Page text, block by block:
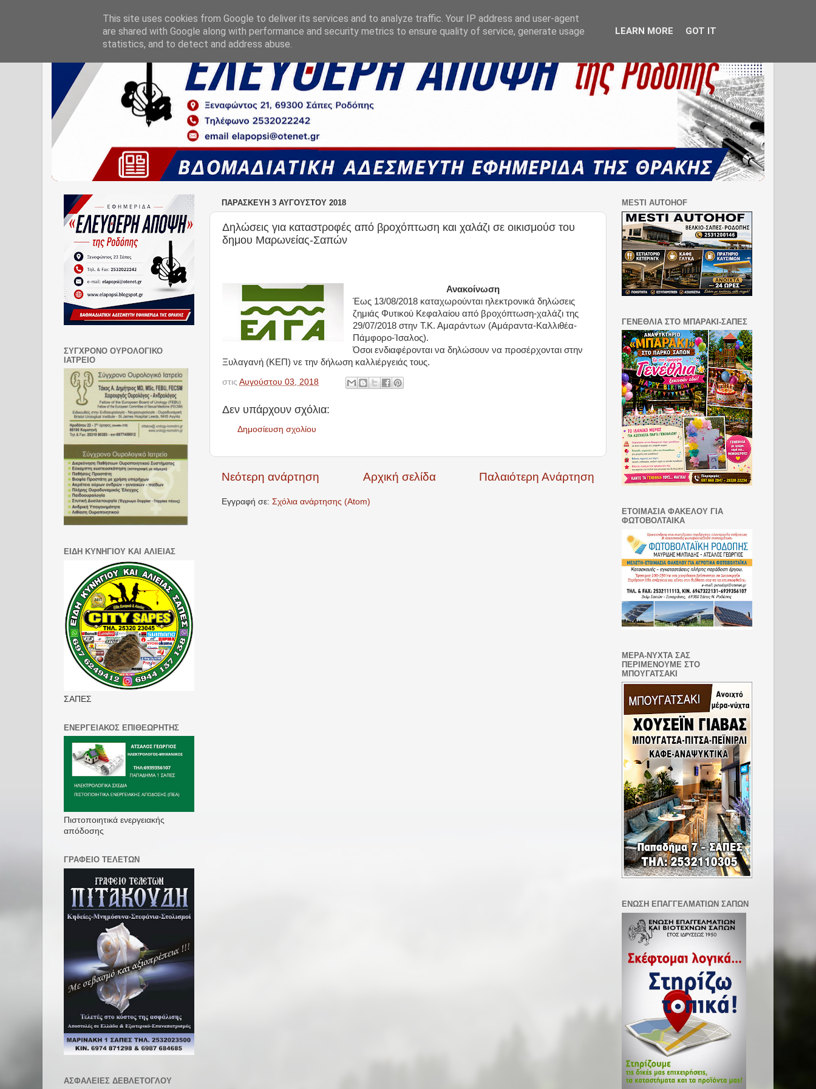
ΠΑΡΑΣΚΕΥΉ 3 ΑΥΓΟΎΣΤΟΥ 2018
Δηλώσεις για καταστροφές από βροχόπτωση και χαλάζι σε οικισμούσ του
δημου Μαρωνείας-Σαπών
Ανακοίνωση
Έως 13/08/2018 καταχωρούνται ηλεκτρονικά δηλώσεις
ζημιάς Φυτικού Κεφαλαίου από βροχόπτωση-χαλάζι της
29/07/2018 στην Τ.Κ. Αμαράντων (Αμάραντα-Καλλιθέα-
Πάμφορο-Ίσαλος).
Όσοι ενδιαφέρονται να δηλώσουν να προσέρχονται στην
Ξυλαγανή (ΚΕΠ) νε την δήλωση καλλιέργειάς τους.
στις Αυγούστου 03, 2018
Δεν υπάρχουν σχόλια:
Δημοσίευση σχολίου
Νεότερη ανάρτηση Παλαιότερη Ανάρτηση
Αρχική σελίδα
Εγγραφή σε: Σχόλια ανάρτησης (Atom)
ΣΥΓΧΡΟΝΟ ΟΥΡΟΛΟΓΙΚΟ
ΙΑΤΡΕΙΟ
ΕΙΔΗ ΚΥΝΗΓΙΟΥ ΚΑΙ ΑΛΙΕΙΑΣ
ΣΑΠΕΣ
ΕΝΕΡΓΕΙΑΚΟΣ ΕΠΙΘΕΩΡΗΤΗΣ
Πιστοποιητικά ενεργειακής
απόδοσης
ΓΡΑΦΕΙΟ ΤΕΛΕΤΩΝ
ΑΣΦΑΛΕΙΕΣ ΔΕΒΛΕΤΟΓΛΟΥ
MESTI AUTOHOF
ΓΕΝΕΘΛΙΑ ΣΤΟ ΜΠΑΡΑΚΙ-ΣΑΠΕΣ
ΕΤΟΙΜΑΣΙΑ ΦΑΚΕΛΟΥ ΓΙΑ
ΦΩΤΟΒΟΛΤΑΙΚΑ
ΜΕΡΑ-ΝΥΧΤΑ ΣΑΣ
ΠΕΡΙΜΕΝΟΥΜΕ ΣΤΟ
ΜΠΟΥΓΑΤΣΑΚΙ
ΕΝΩΣΗ ΕΠΑΓΓΕΛΜΑΤΙΩΝ ΣΑΠΩΝ
This site uses cookies from Google to deliver its services and to analyze traffic. Your IP address and user-agent
are shared with Google along with performance and security metrics to ensure quality of service, generate usage
statistics, and to detect and address abuse.
LEARN MORE GOT IT